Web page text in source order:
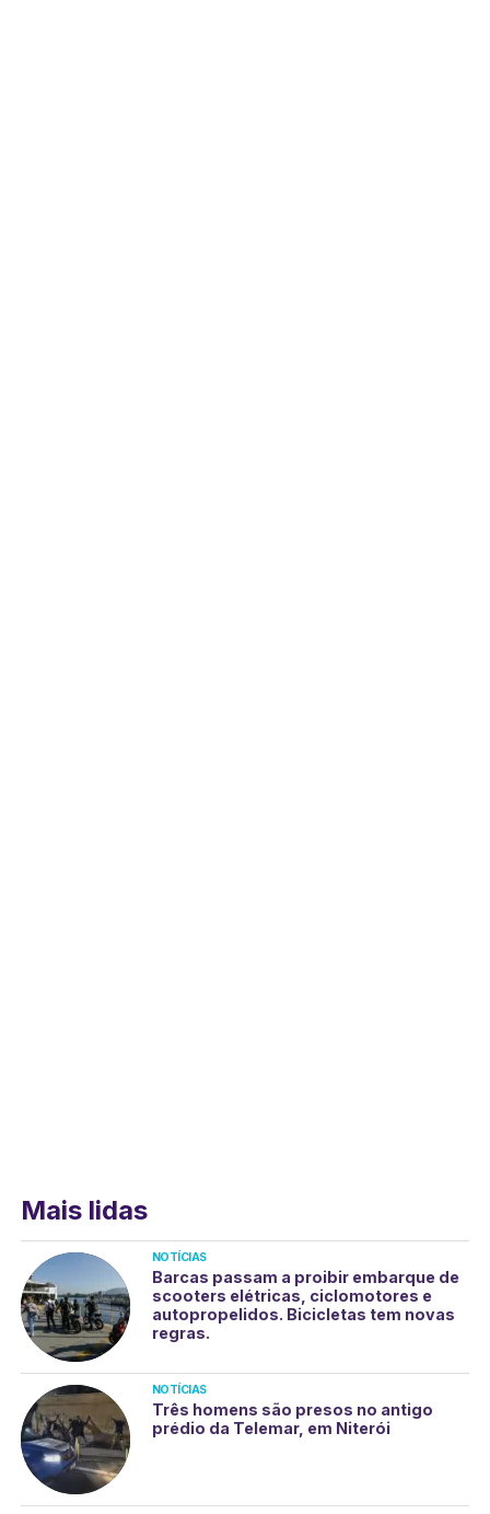
Mais lidas
NOTÍCIAS
Barcas passam a proibir embarque de
scooters elétricas, ciclomotores e
autopropelidos. Bicicletas tem novas
regras.
NOTÍCIAS
Três homens são presos no antigo
prédio da Telemar, em Niterói